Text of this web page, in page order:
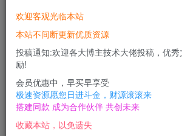
服务器环境 ↓
测试环境：
欢迎客观光临本站
本站不间断更新优质资源
投稿通知:欢迎各大博主技术大佬投稿，优
励!
会员优惠中，早买早享受
极速资源愿您日进斗金，财源滚滚来
搭建同款 成为合作伙伴 共创未来
收藏本站，以免遗失